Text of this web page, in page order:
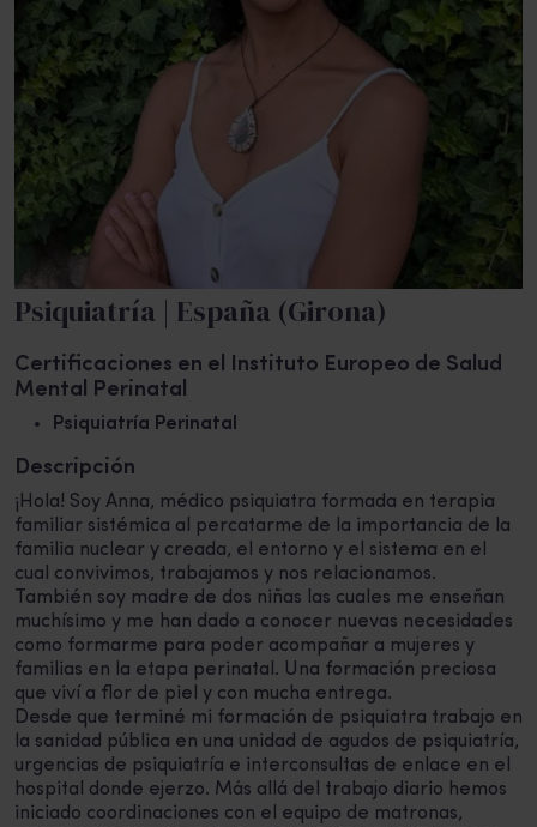
Psiquiatría | España (Girona)
Certificaciones en el Instituto Europeo de Salud
Mental Perinatal
Psiquiatría Perinatal
Descripción
¡Hola! Soy Anna, médico psiquiatra formada en terapia
familiar sistémica al percatarme de la importancia de la
familia nuclear y creada, el entorno y el sistema en el
cual convivimos, trabajamos y nos relacionamos.
También soy madre de dos niñas las cuales me enseñan
muchísimo y me han dado a conocer nuevas necesidades
como formarme para poder acompañar a mujeres y
familias en la etapa perinatal. Una formación preciosa
que viví a flor de piel y con mucha entrega.
Desde que terminé mi formación de psiquiatra trabajo en
la sanidad pública en una unidad de agudos de psiquiatría,
urgencias de psiquiatría e interconsultas de enlace en el
hospital donde ejerzo. Más allá del trabajo diario hemos
iniciado coordinaciones con el equipo de matronas,